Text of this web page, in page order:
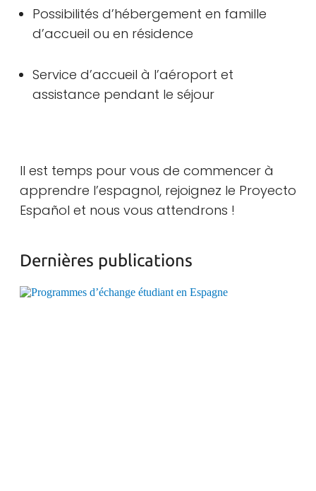
Possibilités d’hébergement en famille
d’accueil ou en résidence
Service d’accueil à l’aéroport et
assistance pendant le séjour
Il est temps pour vous de commencer à
apprendre l’espagnol, rejoignez le Proyecto
Español et nous vous attendrons !
Dernières publications